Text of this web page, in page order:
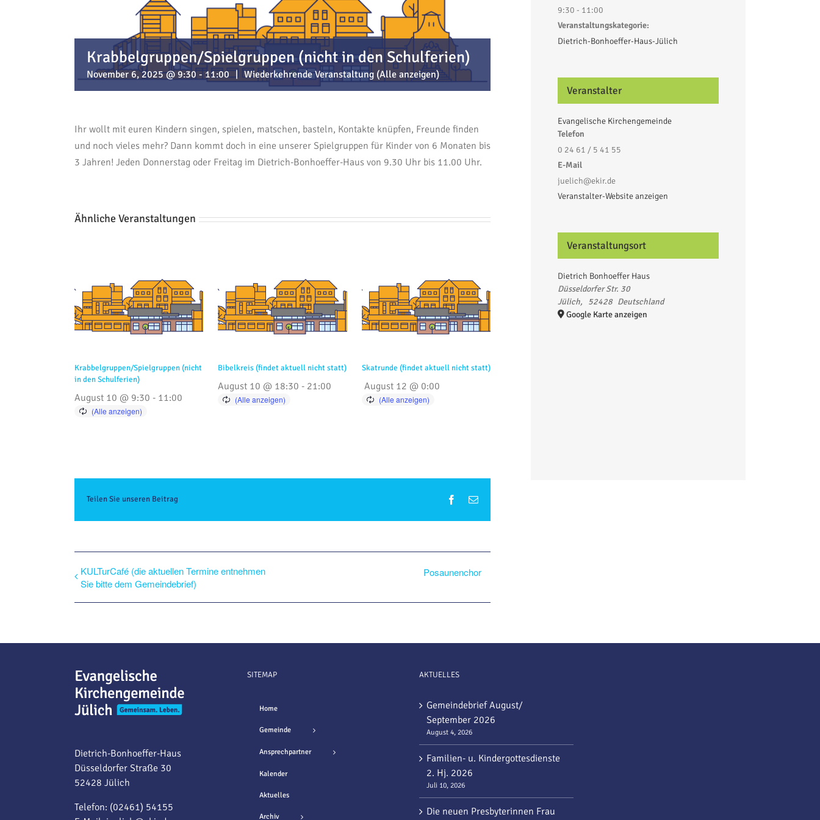
Krabbelgruppen/Spielgruppen (nicht in den Schulferien)
November 6, 2025 @ 9:30-11:00 | Wiederkehrende Veranstaltung (Alle anzeigen)
Ihr wollt mit euren Kindern singen, spielen, matschen, basteln, Kontakte knüpfen, Freunde finden
und noch vieles mehr? Dann kommt doch in eine unserer Spielgruppen für Kinder von 6 Monaten bis
3 Jahren! Jeden Donnerstag oder Freitag im Dietrich-Bonhoeffer-Haus von 9.30 Uhr bis 11.00 Uhr.
Ähnliche Veranstaltungen
Krabbelgruppen/Spielgruppen (nicht
in den Schulferien)
August 10 @ 9:30 - 11:00
Bibelkreis (findet aktuell nicht statt)
August 10 @ 18:30 - 21:00
Skatrunde (findet aktuell nicht statt)
August 12 @ 0:00
Teilen Sie unseren Beitrag Facebook
E-
KULTurCafé (die aktuellen Termine entnehmen
Sie bitte dem Gemeindebrief)
Posaunenchor
9:30 - 11:00
Veranstaltungskategorie:
Dietrich-Bonhoeffer-Haus-Jülich
Veranstalter
Evangelische Kirchengemeinde
Telefon
0 24 61 / 5 41 55
E-Mail
juelich@ekir.de
Veranstalter-Website anzeigen
Veranstaltungsort
Dietrich Bonhoeffer Haus
Düsseldorfer Str. 30
Jülich, 52428 Deutschland
Google Karte anzeigen
Dietrich-Bonhoeffer-Haus
Düsseldorfer Straße 30
52428 Jülich
Telefon: (02461) 54155
SITEMAP
Home
Gemeinde
Ansprechpartner
Kalender
Aktuelles
Archiv
AKTUELLES
Gemeindebrief August/
September 2026
August 4, 2026
Familien- u. Kindergottesdienste
2. Hj. 2026
Juli 10, 2026
Die neuen Presbyterinnen Frau